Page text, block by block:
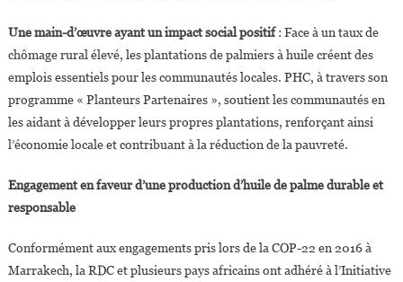
Une main-d’œuvre ayant un impact social positif: Face à un taux de
chômage rural élevé, les plantations de palmiers à huile créent des
emplois essentiels pour les communautés locales. PHC, à travers son
programme « Planteurs Partenaires », soutient les communautés en
les aidant à développer leurs propres plantations, renforçant ainsi
l’économie locale et contribuant à la réduction de la pauvreté.
Engagement en faveur d’une production d’huile de palme durable et
responsable
Conformément aux engagements pris lors de la COP-22 en 2016 à
Marrakech, la RDC et plusieurs pays africains ont adhéré à l’Initiative